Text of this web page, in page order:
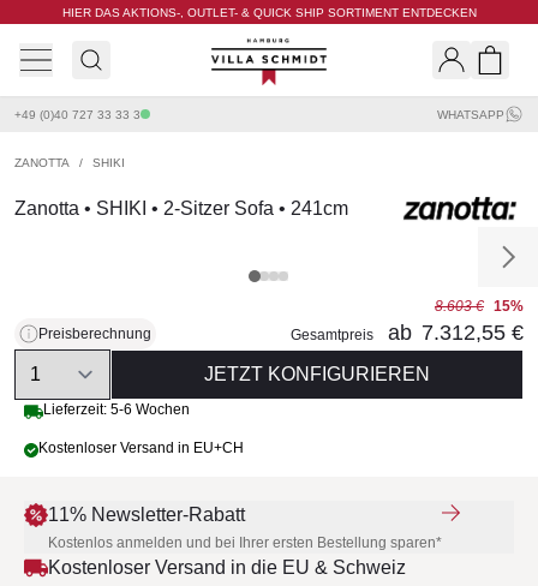
HIER DAS AKTIONS-, OUTLET- & QUICK SHIP SORTIMENT ENTDECKEN
Villa Schmidt
+49 (0)40 727 33 33 3 WHATSAPP
ZANOTTA / SHIKI
Zanotta • SHIKI • 2-Sitzer Sofa • 241cm
Preisberechnung
8.603 € 15%
Gesamtpreis
ab 7.312,55 €
Quantity
JETZT KONFIGURIEREN
Lieferzeit: 5-6 Wochen
Kostenloser Versand in EU+CH
11% Newsletter-Rabatt
Kostenlos anmelden und bei Ihrer ersten Bestellung sparen*
Kostenloser Versand in die EU & Schweiz